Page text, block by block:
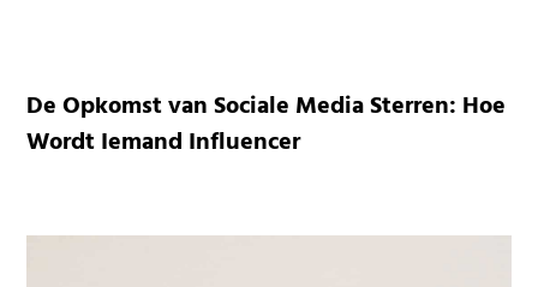
De Opkomst van Sociale Media Sterren: Hoe
Wordt Iemand Influencer